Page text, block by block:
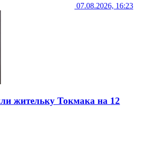
07.08.2026, 16:23
жительку Токмака на 12